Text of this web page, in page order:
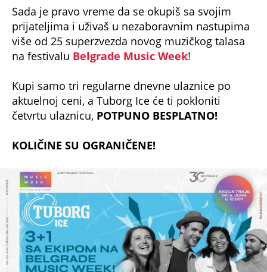
Sada je pravo vreme da se okupiš sa svojim
prijateljima i uživaš u nezaboravnim nastupima
više od 25 superzvezda novog muzičkog talasa
na festivalu Belgrade Music Week!
Kupi samo tri regularne dnevne ulaznice po
aktuelnoj ceni, a Tuborg Ice će ti pokloniti
četvrtu ulaznicu, POTPUNO BESPLATNO!
KOLIČINE SU OGRANIČENE!